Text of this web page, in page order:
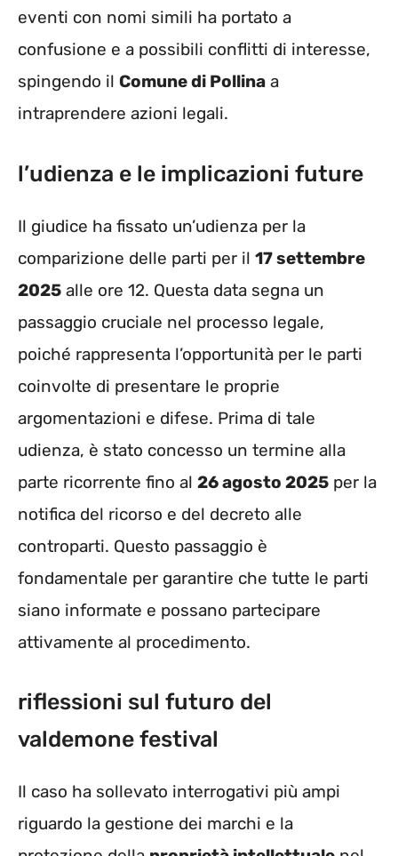
eventi con nomi simili ha portato a
confusione e a possibili conflitti di interesse,
spingendo il Comune di Pollina a
intraprendere azioni legali.
l’udienza e le implicazioni future
Il giudice ha fissato un’udienza per la
comparizione delle parti per il 17 settembre
2025 alle ore 12. Questa data segna un
passaggio cruciale nel processo legale,
poiché rappresenta l’opportunità per le parti
coinvolte di presentare le proprie
argomentazioni e difese. Prima di tale
udienza, è stato concesso un termine alla
parte ricorrente fino al 26 agosto 2025 per la
notifica del ricorso e del decreto alle
controparti. Questo passaggio è
fondamentale per garantire che tutte le parti
siano informate e possano partecipare
attivamente al procedimento.
riflessioni sul futuro del
valdemone festival
Il caso ha sollevato interrogativi più ampi
riguardo la gestione dei marchi e la